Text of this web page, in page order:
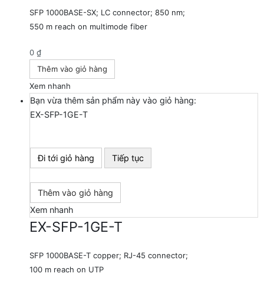
SFP 1000BASE-SX; LC connector; 850 nm;
550 m reach on multimode fiber
0 ₫
Thêm vào giỏ hàng
Xem nhanh
Bạn vừa thêm sản phẩm này vào giỏ hàng:
EX-SFP-1GE-T
Đi tới giỏ hàng Tiếp tục
Thêm vào giỏ hàng
Xem nhanh
EX-SFP-1GE-T
SFP 1000BASE-T copper; RJ-45 connector;
100 m reach on UTP